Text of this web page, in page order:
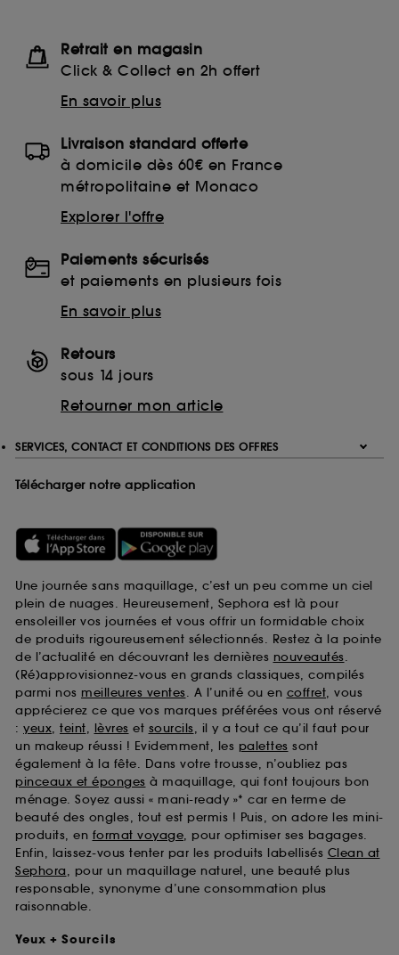
Retrait en magasin
Click & Collect en 2h offert
En savoir plus
Livraison standard offerte
à domicile dès 60€ en France
métropolitaine et Monaco
Explorer l'offre
Paiements sécurisés
et paiements en plusieurs fois
En savoir plus
Retours
sous 14 jours
Retourner mon article
SERVICES, CONTACT ET CONDITIONS DES OFFRES
Télécharger notre application
Une journée sans maquillage, c’est un peu comme un ciel
plein de nuages. Heureusement, Sephora est là pour
ensoleiller vos journées et vous offrir un formidable choix
de produits rigoureusement sélectionnés. Restez à la pointe
de l’actualité en découvrant les dernières nouveautés.
(Ré)approvisionnez-vous en grands classiques, compilés
parmi nos meilleures ventes. A l’unité ou en coffret, vous
apprécierez ce que vos marques préférées vous ont réservé
: yeux, teint, lèvres et sourcils, il y a tout ce qu’il faut pour
un makeup réussi ! Evidemment, les palettes sont
également à la fête. Dans votre trousse, n’oubliez pas
pinceaux et éponges à maquillage, qui font toujours bon
ménage. Soyez aussi « mani-ready »* car en terme de
beauté des ongles, tout est permis ! Puis, on adore les mini-
produits, en format voyage, pour optimiser ses bagages.
Enfin, laissez-vous tenter par les produits labellisés Clean at
Sephora, pour un maquillage naturel, une beauté plus
responsable, synonyme d’une consommation plus
raisonnable.
Yeux + Sourcils